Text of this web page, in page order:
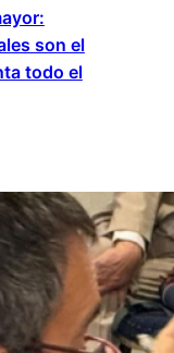
son el
todo el